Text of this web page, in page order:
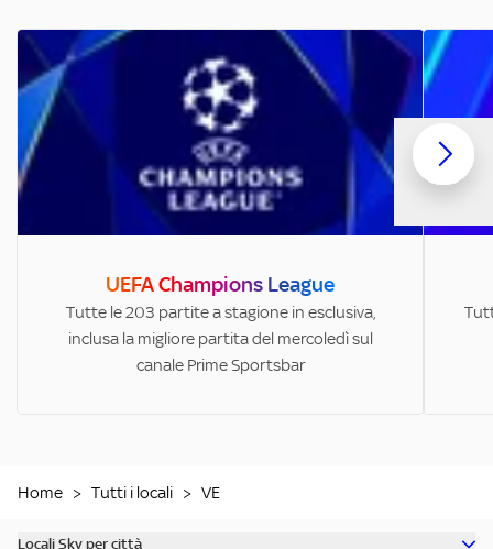
UEFA Champions League
Tutte le 203 partite a stagione in esclusiva,
inclusa la migliore partita del mercoledì sul
canale Prime Sportsbar
Home > Tutti i locali > VE
Locali Sky per città